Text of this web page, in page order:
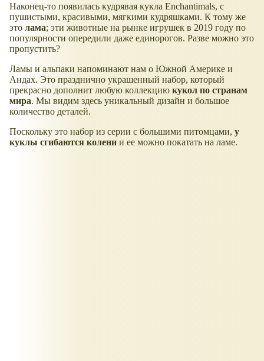
Наконец-то появилась кудрявая кукла Enchantimals, с
пушистыми, красивыми, мягкими кудряшками. К тому же
это лама; эти животные на рынке игрушек в 2019 году по
популярности опередили даже единорогов. Разве можно это
пропустить?
Ламы и альпаки напоминают нам о Южной Америке и
Андах. Это празднично украшенный набор, который
прекрасно дополнит любую коллекцию кукол по странам
мира. Мы видим здесь уникальный дизайн и большое
количество деталей.
Поскольку это набор из серии с большими питомцами, у
куклы сгибаются колени и ее можно покатать на ламе.